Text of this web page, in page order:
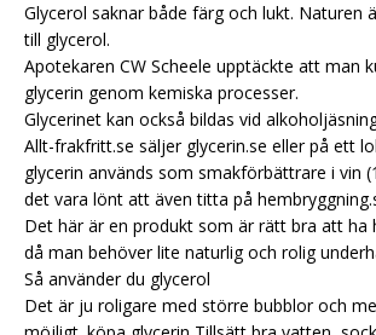
Glycerol saknar både färg och lukt. Naturen
till glycerol.
Apotekaren CW Scheele upptäckte att man
glycerin genom kemiska processer.
Glycerinet kan också bildas vid
Allt-frakfritt.se säljer glycerin.se eller på ett
glycerin används som smakförbättrare i vin
det vara lönt att även titta på
Det här är en produkt som är rätt bra att ha
då man behöver lite naturlig och rolig
Så använder du glycerol
Det är ju roligare med större bubblor och